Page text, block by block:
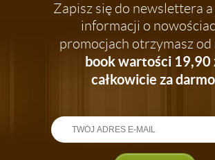
Zapisz się do newslettera
informacji o
promocjach otrzymasz od
book wartości 19,90
całkowicie za